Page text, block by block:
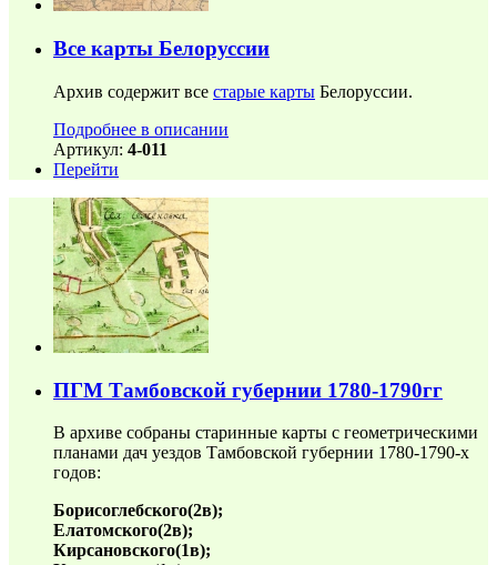
Все карты Белоруссии
Архив содержит все старые карты Белоруссии.
Подробнее в описании
Артикул: 4-011
Перейти
ПГМ Тамбовской губернии 1780-1790гг
В архиве собраны старинные карты с геометрическими
планами дач уездов Тамбовской губернии 1780-1790-х
годов:
Борисоглебского(2в);
Елатомского(2в);
Кирсановского(1в);